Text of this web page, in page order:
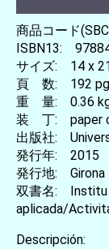
商品コード
ISBN13:
サイズ: 14 x
頁 数: 192
重 量: 0.36
装 丁: paper
出版社:
発行年: 2015
発行地: Girona
双書名: Institu
aplicada/
Descripción: